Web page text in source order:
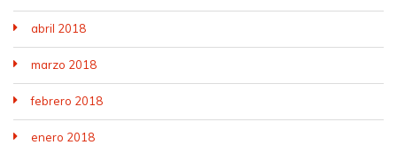
abril 2018
marzo 2018
febrero 2018
enero 2018